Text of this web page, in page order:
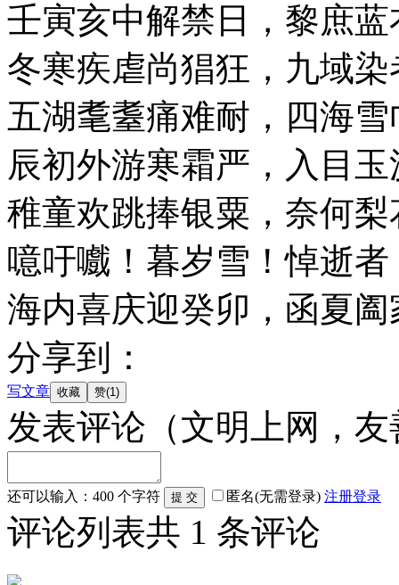
壬寅亥中解禁日，黎庶
冬寒疾虐尚猖狂，九域
五湖耄耋痛难耐，四海
辰初外游寒霜严，入目
稚童欢跳捧银粟，奈何
噫吁嚱！暮岁雪！悼逝
海内喜庆迎癸卯，函夏
分享到：
写文章
发表评论 （文明上网，
还可以输入： 400 个字符 匿名(无需登录) 注册登录
评论列表共 1 条评论